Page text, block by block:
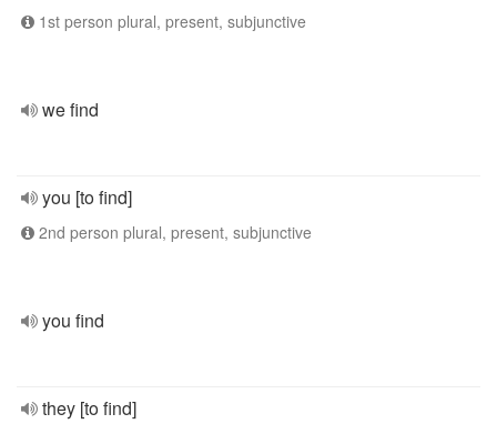
1st person plural, present, subjunctive
we find
you [to find]
2nd person plural, present, subjunctive
you find
they [to find]